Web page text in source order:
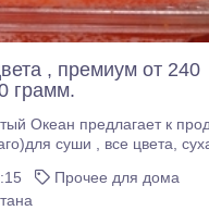
, премиум от 240
грамм.
Океан предлагает к
суши , все цвета,
за 500 грамм.Работаем с
доставка и отгрузка со
Прочее для дома